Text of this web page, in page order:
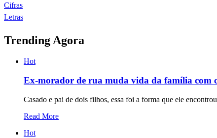
Cifras
Letras
Trending Agora
Hot
Ex-morador de rua muda vida da família com
Casado e pai de dois filhos, essa foi a forma que ele
Read More
Hot